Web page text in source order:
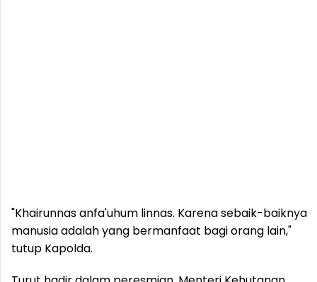
"Khairunnas anfa'uhum linnas. Karena sebaik-baiknya
manusia adalah yang bermanfaat bagi orang lain,"
tutup Kapolda.